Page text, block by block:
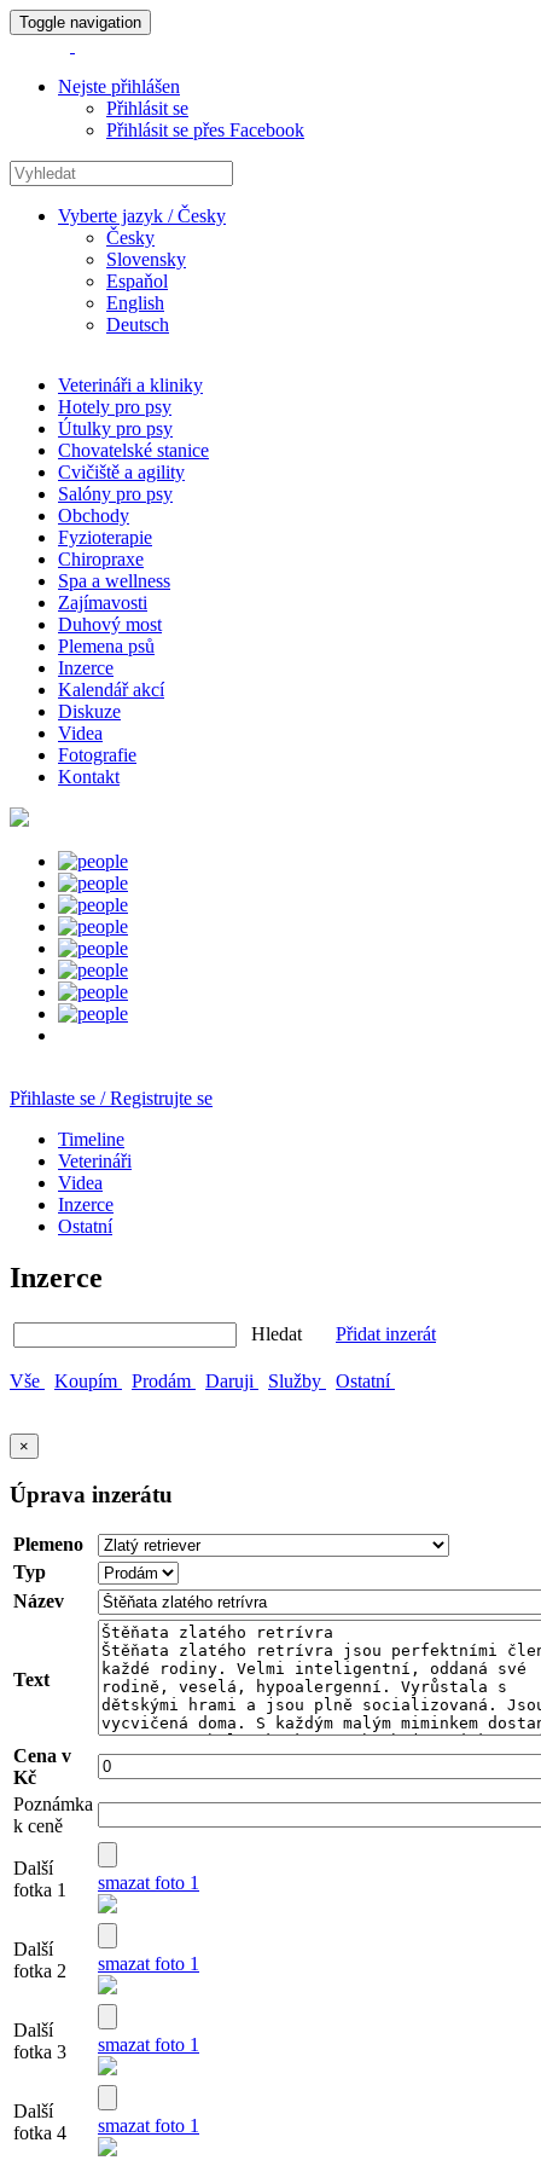
Toggle navigation
Nejste přihlášen
Přihlásit se
Přihlásit se přes Facebook
Vyberte jazyk / Česky
Česky
Slovensky
Espaňol
English
Deutsch
Veterináři a kliniky
Hotely pro psy
Útulky pro psy
Chovatelské stanice
Cvičiště a agility
Salóny pro psy
Obchody
Fyzioterapie
Chiropraxe
Spa a wellness
Zajímavosti
Duhový most
Plemena psů
Inzerce
Kalendář akcí
Diskuze
Videa
Fotografie
Kontakt
Přihlaste se / Registrujte se
Timeline
Veterináři
Videa
Inzerce
Ostatní
Inzerce
Hledat Přidat inzerát
Vše Koupím Prodám Daruji Služby Ostatní
×
Úprava inzerátu
Plemeno
Typ
Název
Text
Cena v
Kč
Poznámka
k ceně
Další
fotka 1
smazat foto 1
Další
fotka 2
smazat foto 1
Další
fotka 3
smazat foto 1
Další
fotka 4
smazat foto 1